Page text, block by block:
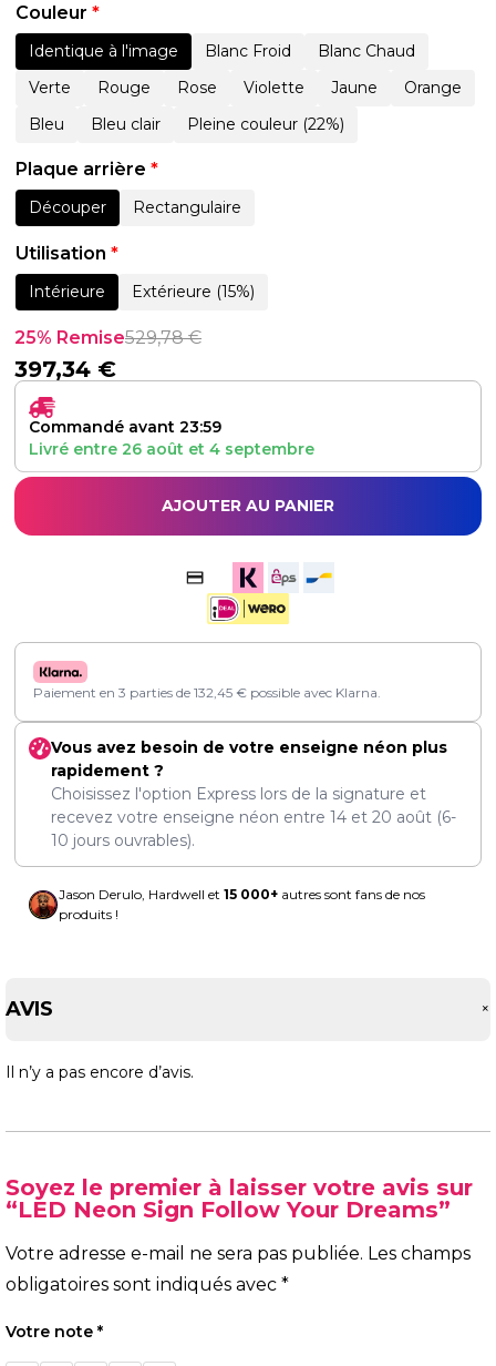
Couleur *
Identique à l'image Blanc Froid
Blanc Chaud
Verte
Rouge Rose Violette Jaune
Orange
Bleu
Bleu clair Pleine couleur (22%)
Plaque arrière *
Découper Rectangulaire
Utilisation *
Intérieure Extérieure (15%)
25% Remise529,78€
397,34 €
Commandé avant 23:59
Livré entre 26 août et 4 septembre
AJOUTER AU PANIER
Paiement en 3 parties de 132,45 € possible avec Klarna.
Vous avez besoin de votre enseigne néon plus
rapidement ?
Choisissez l'option Express lors de la signature et
recevez votre enseigne néon entre 14 et 20 août (6-
10 jours ouvrables).
Jason Derulo, Hardwell et 15 000+ autres sont fans de nos
produits !
AVIS +
Il n’y a pas encore d’avis.
Soyez le premier à laisser votre avis sur
“LED Neon Sign Follow Your Dreams”
Votre adresse e-mail ne sera pas publiée. Les champs
obligatoires sont indiqués avec *
Votre note *